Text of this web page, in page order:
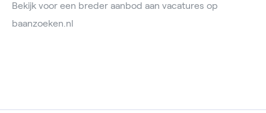
Bekijk voor een breder aanbod aan vacatures op
baanzoeken.nl